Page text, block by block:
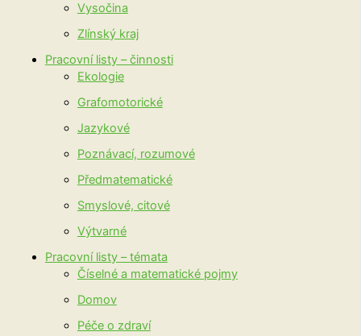
Vysočina
Zlínský kraj
Pracovní listy – činnosti
Ekologie
Grafomotorické
Jazykové
Poznávací, rozumové
Předmatematické
Smyslové, citové
Výtvarné
Pracovní listy – témata
Číselné a matematické pojmy
Domov
Péče o zdraví